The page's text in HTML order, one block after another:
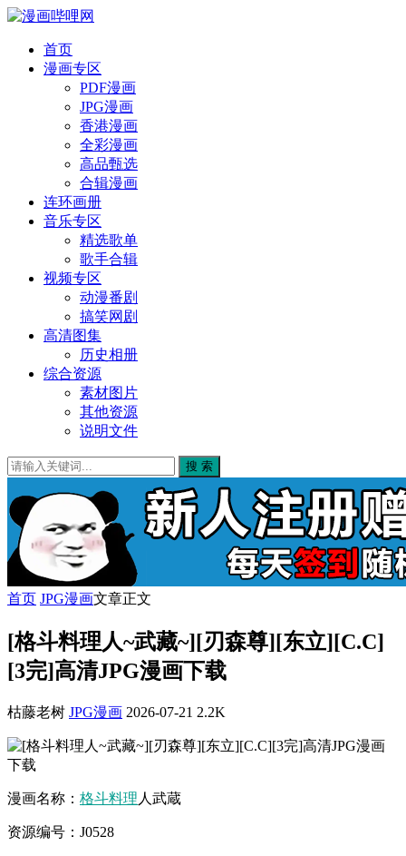
首页
漫画专区
PDF漫画
JPG漫画
香港漫画
全彩漫画
高品甄选
合辑漫画
连环画册
音乐专区
精选歌单
歌手合辑
视频专区
动漫番剧
搞笑网剧
高清图集
历史相册
综合资源
素材图片
其他资源
说明文件
搜 索
首页 JPG漫画文章正文
[格斗料理人~武藏~][刃森尊][东立][C.C]
[3完]高清JPG漫画下载
枯藤老树 JPG漫画 2026-07-21 2.2K
漫画名称： 格斗料理 人武蔵
资源编号：J0528